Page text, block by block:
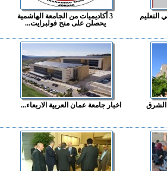
التعليم
3 أكاديميات من الجامعة الهاشمية
يحصلن على منح فولبرايت...
الشرق
اخبار جامعة عمان العربية الاربعاء...